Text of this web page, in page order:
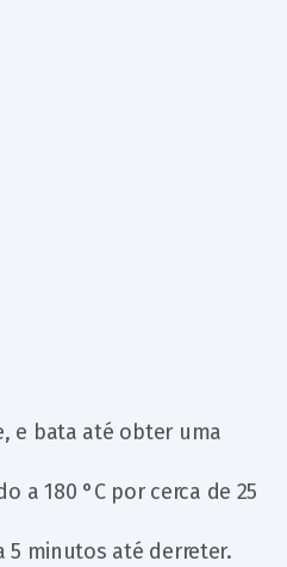
e bata até obter uma
a 180 °C por cerca de 25
5 minutos até derreter.